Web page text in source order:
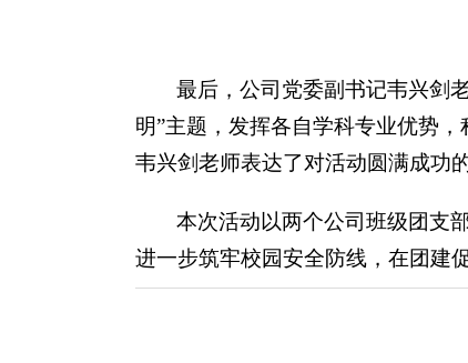
最后，公司党委副书记韦兴剑
明”主题，发挥各自学科专业优势
韦兴剑老师表达了对活动圆满成功
本次活动以两个公司班级团支
进一步筑牢校园安全防线，在团建